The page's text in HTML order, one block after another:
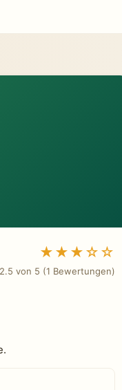
★★★☆☆
2.5 von 5 (1 Bewertungen)